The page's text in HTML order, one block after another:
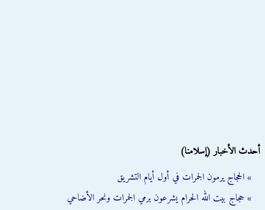
أحدث الأخبار (إسلامنا)
» الحجاج يرمون الجمرات في أول أيام التشريق
» حجاج بيت الله الحرام يشرعون برمي الجمرات ونحر الأضاحي